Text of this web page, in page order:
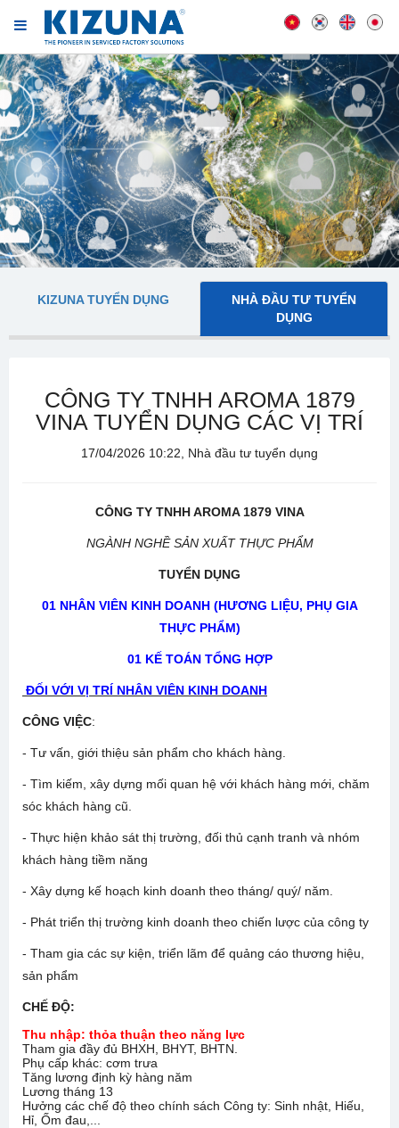
KIZUNA TUYỂN DỤNG
NHÀ ĐẦU TƯ TUYỂN
DỤNG
CÔNG TY TNHH AROMA 1879
VINA TUYỂN DỤNG CÁC VỊ TRÍ
17/04/2026 10:22, Nhà đầu tư tuyển dụng
CÔNG TY TNHH AROMA 1879VINA
NGÀNH NGHỀ SẢN XUẤT THỰC PHẨM
TUYỂN DỤNG
01 NHÂN VIÊN KINH DOANH (HƯƠNG LIỆU, PHỤ GIA
THỰC PHẨM)
01 KẾ TOÁN TỔNG HỢP
ĐỐI VỚI VỊ TRÍ NHÂN VIÊN KINH DOANH
CÔNG VIỆC:
- Tư vấn, giới thiệu sản phẩm cho khách hàng.
- Tìm kiếm, xây dựng mối quan hệ với khách hàng mới, chăm
sóc khách hàng cũ.
- Thực hiện khảo sát thị trường, đối thủ cạnh tranh và nhóm
khách hàng tiềm năng
- Xây dựng kế hoạch kinh doanh theo tháng/ quý/ năm.
- Phát triển thị trường kinh doanh theo chiến lược của công ty
- Tham gia các sự kiện, triển lãm để quảng cáo thương hiệu,
sản phẩm
CHẾ ĐỘ:
Thu nhập: thỏa thuận theo năng lực
Tham gia đầy đủ BHXH, BHYT, BHTN.
Phụ cấp khác: cơm trưa
Tăng lương định kỳ hàng năm
Lương tháng 13
Hưởng các chế độ theo chính sách Công ty: Sinh nhật, Hiếu,
Hỉ, Ốm đau,...